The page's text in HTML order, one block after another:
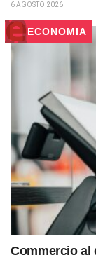
6 AGOSTO 2026
ECONOMIA
Commercio al